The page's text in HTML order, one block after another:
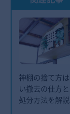
神棚の捨て方
い撤去の仕方
処分方法を解説